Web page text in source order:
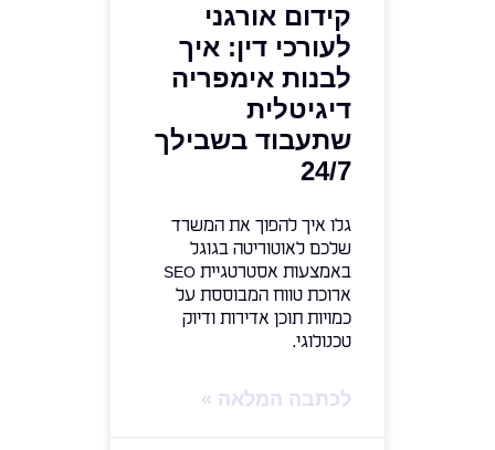
קידום אורגני
לעורכי דין: איך
לבנות אימפריה
דיגיטלית
שתעבוד בשבילך
24/7
גלו איך להפוך את המשרד
שלכם לאוטוריטה בגוגל
באמצעות אסטרטגיית SEO
ארוכת טווח המבוססת על
כמויות תוכן אדירות ודיוק
טכנולוגי.
לכתבה המלאה »